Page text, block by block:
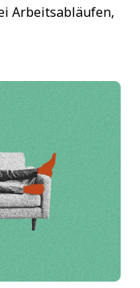
Arbeitsabläufen,